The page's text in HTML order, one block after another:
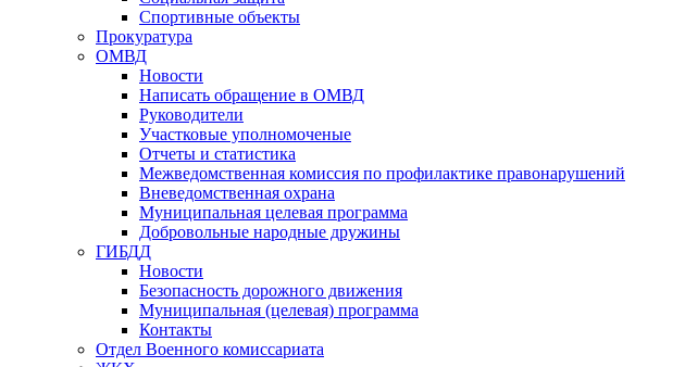
Спортивные объекты
Прокуратура
ОМВД
Новости
Написать обращение в ОМВД
Руководители
Участковые уполномоченые
Отчеты и статистика
Межведомственная комиссия по профилактике правонарушений
Вневедомственная охрана
Муниципальная целевая программа
Добровольные народные дружины
ГИБДД
Новости
Безопасность дорожного движения
Муниципальная (целевая) программа
Контакты
Отдел Военного комиссариата